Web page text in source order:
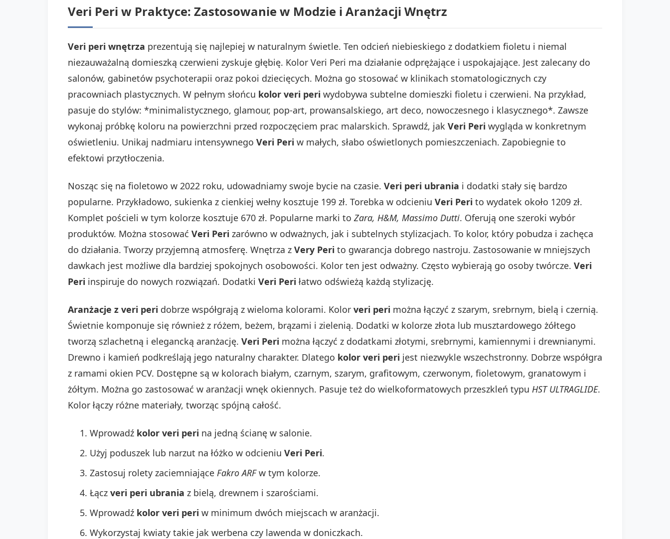
Veri Peri w Praktyce: Zastosowanie w Modzie i Aranżacji Wnętrz
Veri peri wnętrza prezentują się najlepiej w naturalnym świetle. Ten odcień niebieskiego z dodatkiem fioletu i niemal
niezauważalną domieszką czerwieni zyskuje głębię. Kolor Veri Peri ma działanie odprężające i uspokajające. Jest zalecany do
salonów, gabinetów psychoterapii oraz pokoi dziecięcych. Można go stosować w klinikach stomatologicznych czy
pracowniach plastycznych. W pełnym słońcu kolor veri peri wydobywa subtelne domieszki fioletu i czerwieni. Na przykład,
pasuje do stylów: *minimalistycznego, glamour, pop-art, prowansalskiego, art deco, nowoczesnego i klasycznego*. Zawsze
wykonaj próbkę koloru na powierzchni przed rozpoczęciem prac malarskich. Sprawdź, jak Veri Peri wygląda w konkretnym
oświetleniu. Unikaj nadmiaru intensywnego Veri Peri w małych, słabo oświetlonych pomieszczeniach. Zapobiegnie to
efektowi przytłoczenia.
Nosząc się na fioletowo w 2022 roku, udowadniamy swoje bycie na czasie. Veri peri ubrania i dodatki stały się bardzo
popularne. Przykładowo, sukienka z cienkiej wełny kosztuje 199 zł. Torebka w odcieniu Veri Peri to wydatek około 1209 zł.
Komplet pościeli w tym kolorze kosztuje 670 zł. Popularne marki to Zara, H&M, Massimo Dutti. Oferują one szeroki wybór
produktów. Można stosować Veri Peri zarówno w odważnych, jak i subtelnych stylizacjach. To kolor, który pobudza i zachęca
do działania. Tworzy przyjemną atmosferę. Wnętrza z Very Peri to gwarancja dobrego nastroju. Zastosowanie w mniejszych
dawkach jest możliwe dla bardziej spokojnych osobowości. Kolor ten jest odważny. Często wybierają go osoby twórcze. Veri
Peri inspiruje do nowych rozwiązań. Dodatki Veri Peri łatwo odświeżą każdą stylizację.
Aranżacje z veri peri dobrze współgrają z wieloma kolorami. Kolor veri peri można łączyć z szarym, srebrnym, bielą i czernią.
Świetnie komponuje się również z różem, beżem, brązami i zielenią. Dodatki w kolorze złota lub musztardowego żółtego
tworzą szlachetną i elegancką aranżację. Veri Peri można łączyć z dodatkami złotymi, srebrnymi, kamiennymi i drewnianymi.
Drewno i kamień podkreślają jego naturalny charakter. Dlatego kolor veri peri jest niezwykle wszechstronny. Dobrze współgra
z ramami okien PCV. Dostępne są w kolorach białym, czarnym, szarym, grafitowym, czerwonym, fioletowym, granatowym i
żółtym. Można go zastosować w aranżacji wnęk okiennych. Pasuje też do wielkoformatowych przeszkleń typu HST ULTRAGLIDE.
Kolor łączy różne materiały, tworząc spójną całość.
Wprowadź kolor veri peri na jedną ścianę w salonie.
Użyj poduszek lub narzut na łóżko w odcieniu Veri Peri.
Zastosuj rolety zaciemniające Fakro ARFw tym kolorze.
Łącz veri peri ubrania z bielą, drewnem i szarościami.
Wprowadź kolor veri peri w minimum dwóch miejscach w aranżacji.
Wykorzystaj kwiaty takie jak werbena czy lawenda w doniczkach.